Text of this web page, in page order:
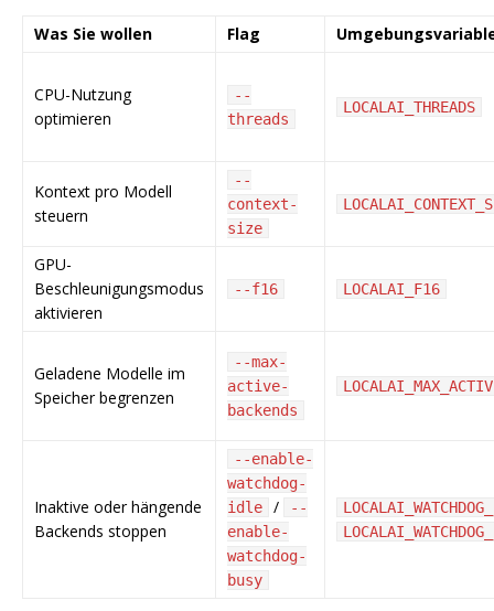
Was Sie wollen Flag
CPU-Nutzung
optimieren
--
threads
LOCALAI_THREADS
Kontext pro Modell
steuern
--
context-
size
GPU-
Beschleunigungsmodus
aktivieren
--f16 LOCALAI_F16
Geladene Modelle im
Speicher begrenzen
--max-
active-
backends
Inaktive oder hängende
Backends stoppen
--enable-
watchdog-
idle
/
--
enable-
watchdog-
busy